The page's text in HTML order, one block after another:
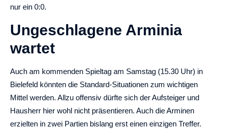
nur ein 0:0.
Ungeschlagene Arminia
wartet
Auch am kommenden Spieltag am Samstag (15.30 Uhr) in
Bielefeld könnten die Standard-Situationen zum wichtigen
Mittel werden. Allzu offensiv dürfte sich der Aufsteiger und
Hausherr hier wohl nicht präsentieren. Auch die Arminen
erzielten in zwei Partien bislang erst einen einzigen Treffer.